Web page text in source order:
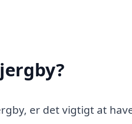
er det vigtigt at